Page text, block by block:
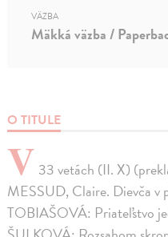
O TITULE
V 33 vetách (II. X)
MESSUD, Claire. Dievča
TOBIAŠOVÁ: Priateľstvo
VÄZBA
Mäkká väzba /